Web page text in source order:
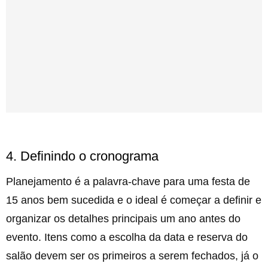
4. Definindo o cronograma
Planejamento é a palavra-chave para uma festa de
15 anos bem sucedida e o ideal é começar a definir e
organizar os detalhes principais um ano antes do
evento. Itens como a escolha da data e reserva do
salão devem ser os primeiros a serem fechados, já o